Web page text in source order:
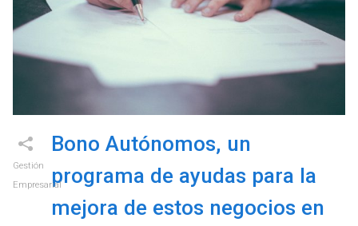
Gestión
Empresarial
Bono Autónomos, un
programa de ayudas para la
mejora de estos negocios en